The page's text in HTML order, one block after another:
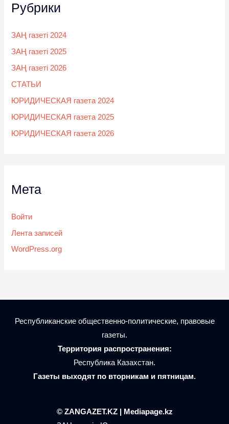
Рубрики
ЗАҢ газеті 2024
ЗАҢ газеті 2025
ЗАҢ газеті 2026
СТАТЬИ
ЮРИДИЧЕСКАЯ газета 2024
ЮРИДИЧЕСКАЯ газета 2025
ЮРИДИЧЕСКАЯ газета 2026
Мета
Войти
Лента записей
WordPress.org
Республиканские общественно-политические, правовые
газеты.
Территория распространения:
Республика Казахстан.
Газеты выходят по вторникам и пятницам.
© ZANGAZET.KZ | Mediapage.kz